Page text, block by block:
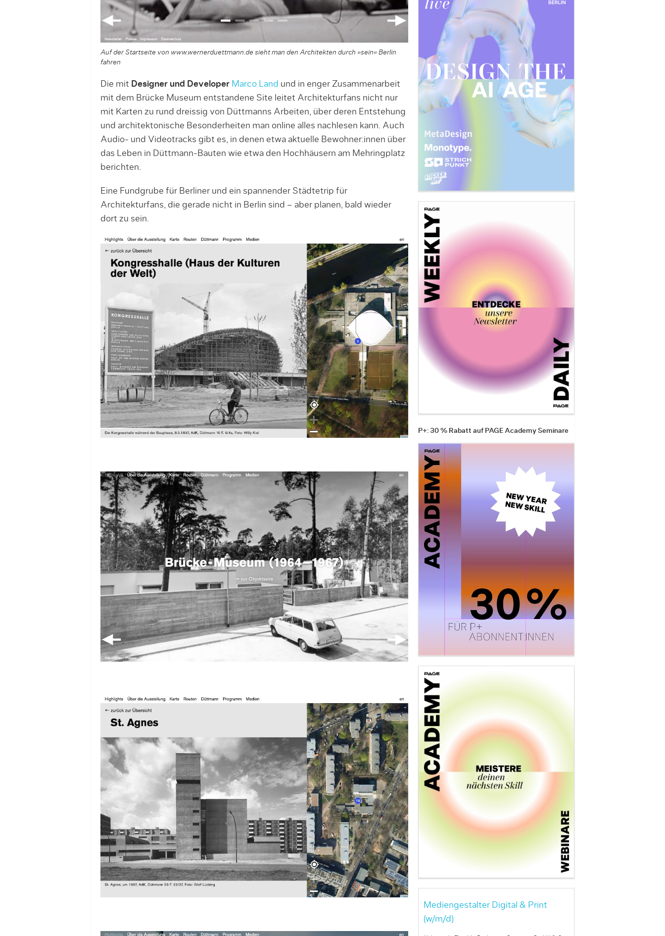
Auf der Startseite von www.wernerduettmann.de sieht man den Architekten durch »sein« Berlin
fahren
Die mit Designer und Developer Marco Land und in enger Zusammenarbeit
mit dem Brücke Museum entstandene Site leitet Architekturfans nicht nur
mit Karten zu rund dreissig von Düttmanns Arbeiten, über deren Entstehung
und architektonische Besonderheiten man online alles nachlesen kann. Auch
Audio- und Videotracks gibt es, in denen etwa aktuelle Bewohner:innen über
das Leben in Düttmann-Bauten wie etwa den Hochhäusern am Mehringplatz
berichten.
Eine Fundgrube für Berliner und ein spannender Städtetrip für
Architekturfans, die gerade nicht in Berlin sind – aber planen, bald wieder
dort zu sein.
P+: 30 % Rabatt auf PAGE Academy Seminare
Mediengestalter Digital & Print
(w/m/d)